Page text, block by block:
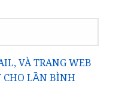
VÀ TRANG WEB
CHO LẦN BÌNH